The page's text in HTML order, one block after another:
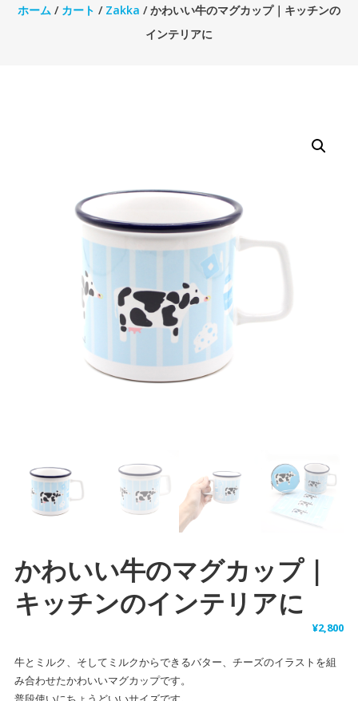
ホーム/ カート / Zakka / かわいい牛のマグカップ｜キッチンの
インテリアに
かわいい牛のマグカップ｜
キッチンのインテリアに
¥2,800
牛とミルク、そしてミルクからできるバター、チーズのイラストを組
み合わせたかわいいマグカップです。